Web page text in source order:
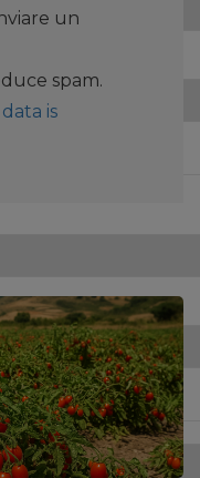
un
spam.
is